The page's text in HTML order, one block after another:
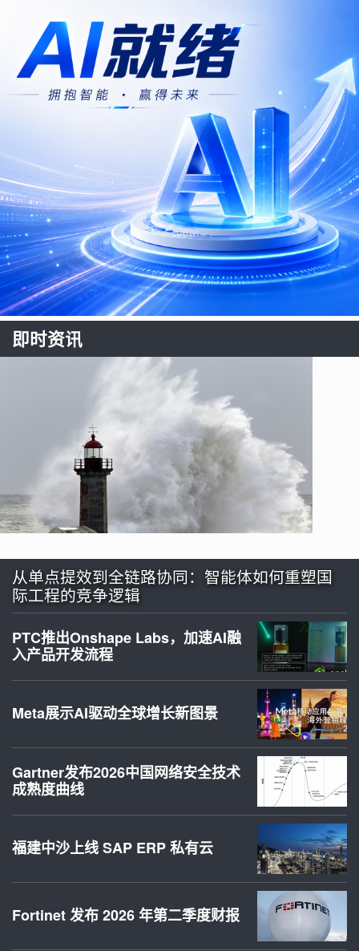
即时资讯
从单点提效到全链路协同：智能体如何重塑国
际工程的竞争逻辑
PTC推出Onshape Labs，加速AI融
入产品开发流程
Meta展示AI驱动全球增长新图景
Gartner发布2026中国网络安全技术
成熟度曲线
福建中沙上线 SAP ERP 私有云
Fortinet 发布 2026 年第二季度财报